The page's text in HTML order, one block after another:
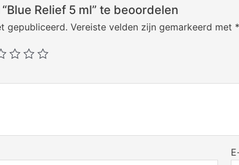
Relief 5 ml” te beoordelen
gepubliceerd. Vereiste velden zijn gemarkeerd met *